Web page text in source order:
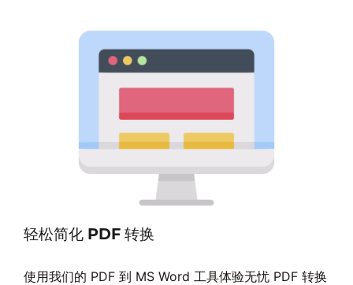
轻松简化 PDF 转换
使用我们的 PDF 到 MS Word 工具体验无忧 PDF 转换